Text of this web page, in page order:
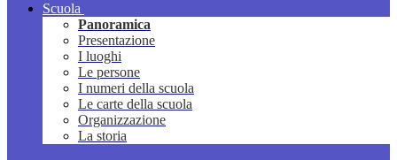
Scuola
Panoramica
Presentazione
I luoghi
Le persone
I numeri della scuola
Le carte della scuola
Organizzazione
La storia